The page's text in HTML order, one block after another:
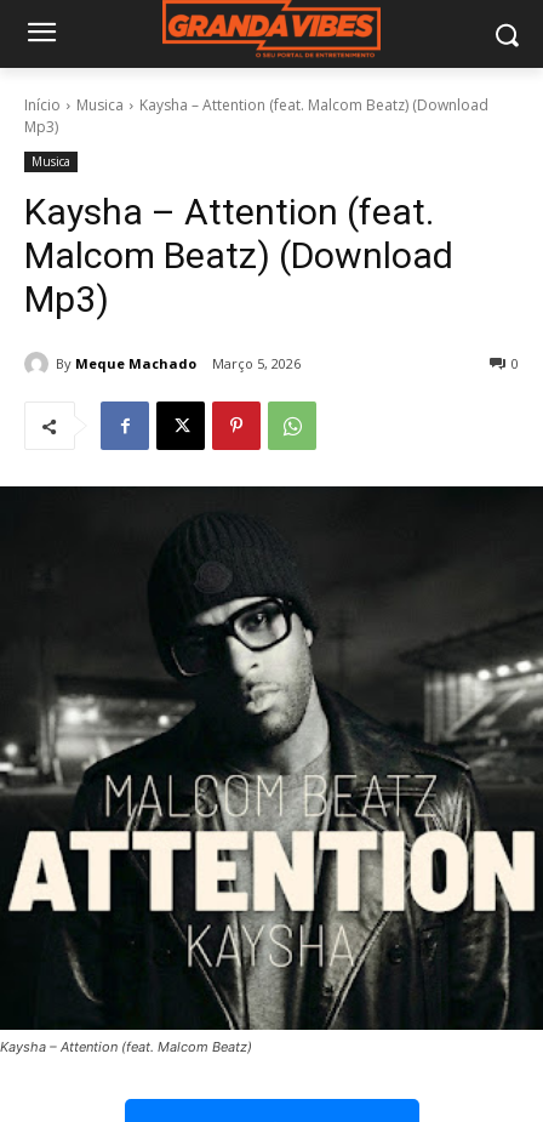
Início Musica
Kaysha – Attention (feat. Malcom Beatz) (Download
Mp3)
Musica
Kaysha – Attention (feat.
Malcom Beatz) (Download
Mp3)
By Meque Machado Março 5, 2026 0
Kaysha – Attention (feat. Malcom Beatz)